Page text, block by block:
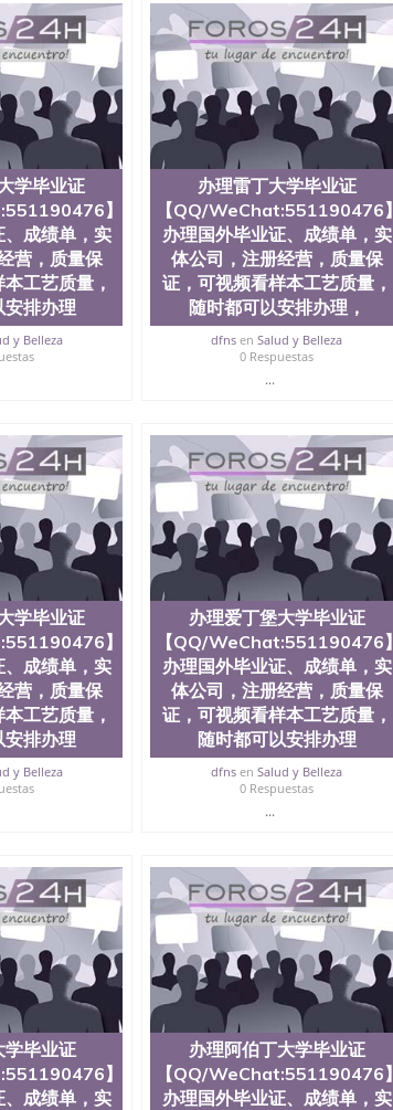
大学学历证书（San Jose State University）圣何
读书未毕业找人做文凭学位qq微信551190476澳洲
科硕士做文凭/购买澳洲大学毕业证成绩单假文凭
业找人做文凭学位qq微信551190476澳洲读CQU中
做文凭/购买澳洲大学毕业证成绩单假文凭学历办
毕业证、成绩单，实体公司，注册经营，质量保
证成绩单，学校，专业，学位，毕业时间都可以
查）WSE认证，Durham University
学毕业证
】
、成绩单，实
营，质量保
工艺质量，
安排办理
y Belleza
办理雷丁大学毕业证
【QQ/WeChat:551190476】
办理国外毕业证、成绩单，实
体公司，注册经营，质量保
证，可视频看样本工艺质量，
随时都可以安排办理，
dfns enSalud y Belleza
0 Respuestas
...
学毕业证
】
、成绩单，实
营，质量保
工艺质量，
安排办理
y Belleza
办理爱丁堡大学毕业证
【QQ/WeChat:551190476】
办理国外毕业证、成绩单，实
体公司，注册经营，质量保
证，可视频看样本工艺质量，
随时都可以安排办理
dfns enSalud y Belleza
0 Respuestas
...
学毕业证
】
、成绩单，实
办理阿伯丁大学毕业证
【QQ/WeChat:551190476】
办理国外毕业证、成绩单，实